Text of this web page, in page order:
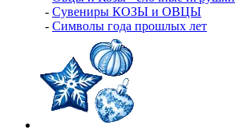
- Сувениры КОЗЫ и ОВЦЫ
- Символы года прошлых лет